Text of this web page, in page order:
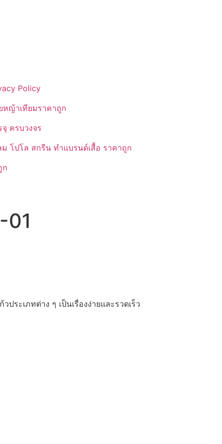
Policy
หญ้าเทียมราคาถูก
ครบวงจร
โปโล สกรีน ทำแบรนด์เสื้อ ราคาถูก
ก
01
ะเภทต่าง ๆ เป็นเรื่องง่ายและรวดเร็ว